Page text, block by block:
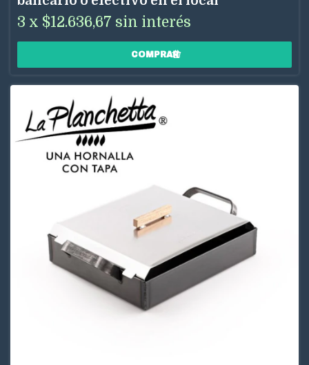
3 x $12.636,67 sin interés